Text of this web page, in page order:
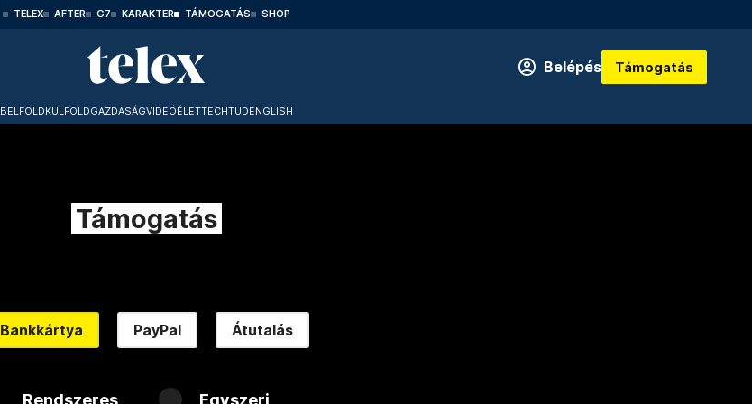
TELEX AFTER G7 KARAKTER TÁMOGATÁS SHOP
Belépés Támogatás
BELFÖLDKÜLFÖLDGAZDASÁGVIDEÓÉLETTECHTUDENGLISH
Támogatás
Bankkártya PayPal Átutalás
Rendszeres Egyszeri